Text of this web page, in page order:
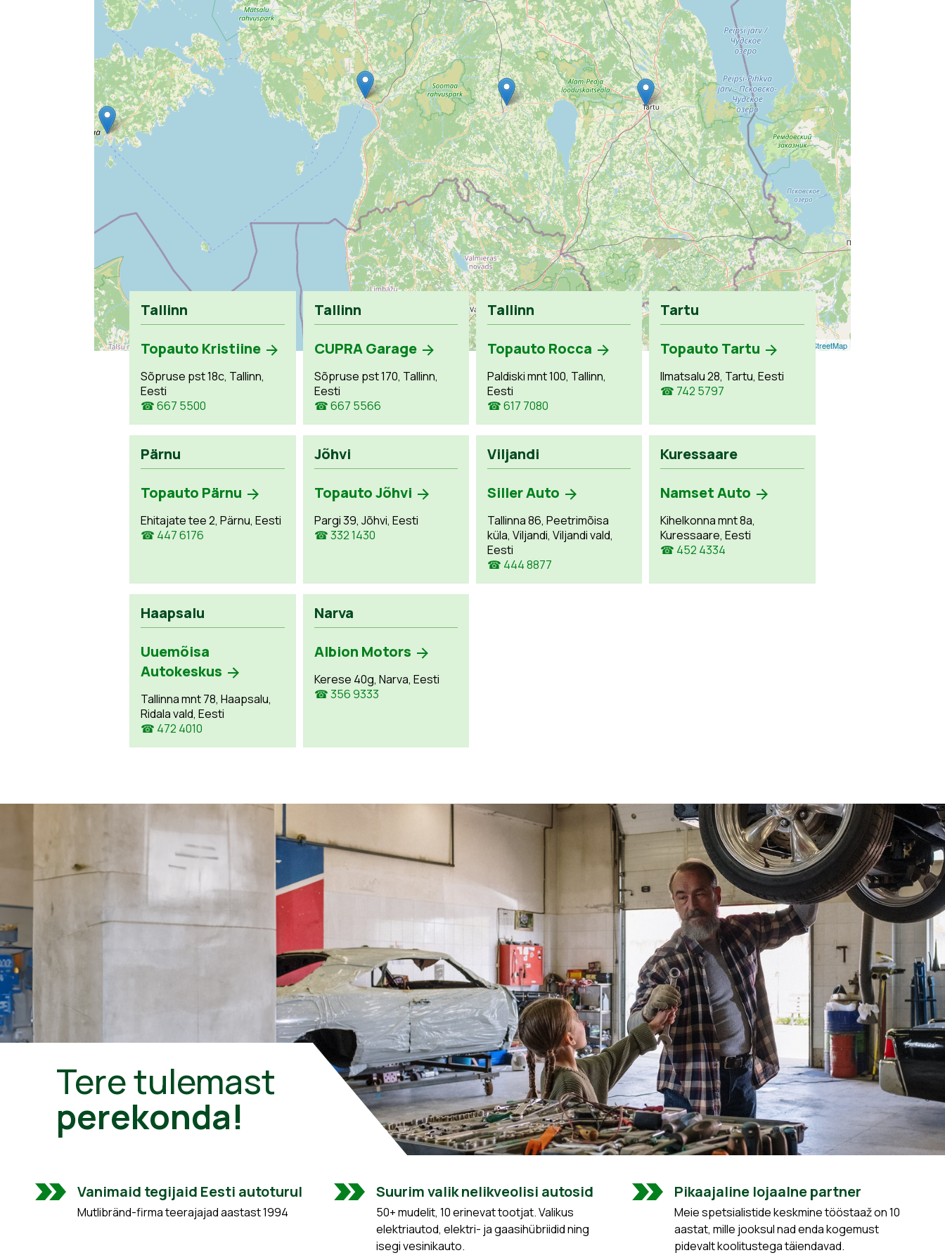
Leaflet OpenStreetMap
Tallinn
Topauto Kristiine
Sõpruse pst 18c, Tallinn,
Eesti
☎ 667 5500
Tallinn
CUPRA Garage
Sõpruse pst 170, Tallinn,
Eesti
☎ 667 5566
Tallinn
Topauto Rocca
Paldiski mnt 100, Tallinn,
Eesti
☎ 617 7080
Tartu
Topauto Tartu
Ilmatsalu 28, Tartu, Eesti
☎ 742 5797
Pärnu
Topauto Pärnu
Ehitajate tee 2, Pärnu, Eesti
☎ 447 6176
Jõhvi
Topauto Jõhvi
Pargi 39, Jõhvi, Eesti
☎ 332 1430
Viljandi
Siller Auto
Tallinna 86, Peetrimõisa
küla, Viljandi, Viljandi vald,
Eesti
☎ 444 8877
Kuressaare
Namset Auto
Kihelkonna mnt 8a,
Kuressaare, Eesti
☎ 452 4334
Haapsalu
Uuemõisa
Autokeskus
Tallinna mnt 78, Haapsalu,
Ridala vald, Eesti
☎ 472 4010
Narva
Albion Motors
Kerese 40g, Narva, Eesti
☎ 356 9333
Tere tulemast
perekonda!
Vanimaid tegijaid Eesti autoturul
Mutlibränd-firma teerajajad aastast 1994
Suurim valik nelikveolisi autosid
50+ mudelit, 10 erinevat tootjat. Valikus
elektriautod, elektri- ja gaasihübriidid ning
isegi vesinikauto.
Pikaajaline lojaalne partner
Meie spetsialistide keskmine tööstaaž on 10
aastat, mille jooksul nad enda kogemust
pidevalt koolitustega täiendavad.